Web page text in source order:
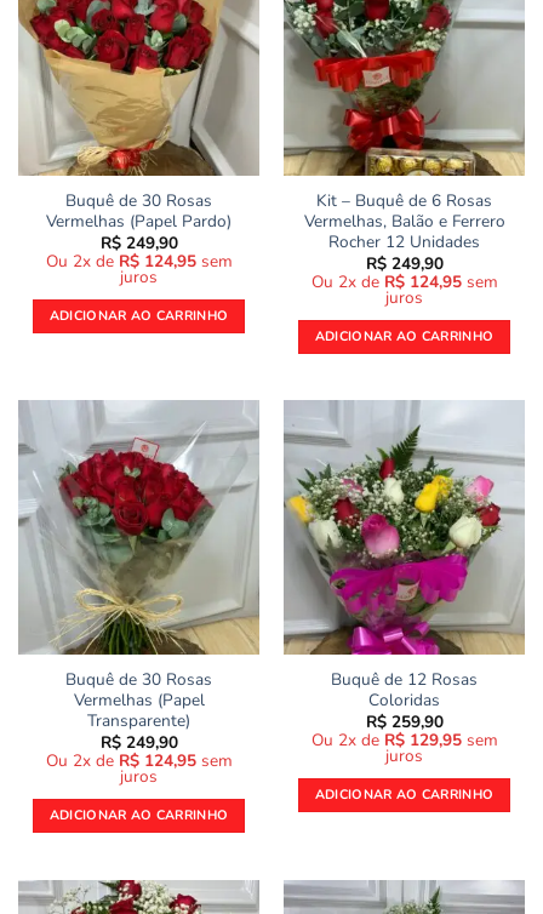
Buquê de 30 Rosas
Vermelhas (Papel Pardo)
R$249,90
Ou 2x de R$124,95 sem
juros
ADICIONAR AO CARRINHO
Kit – Buquê de 6 Rosas
Vermelhas, Balão e Ferrero
Rocher 12 Unidades
R$249,90
Ou 2x de R$124,95 sem
juros
ADICIONAR AO CARRINHO
Buquê de 30 Rosas
Vermelhas (Papel
Transparente)
R$249,90
Ou 2x de R$124,95 sem
juros
ADICIONAR AO CARRINHO
Buquê de 12 Rosas
Coloridas
R$259,90
Ou 2x de R$129,95 sem
juros
ADICIONAR AO CARRINHO